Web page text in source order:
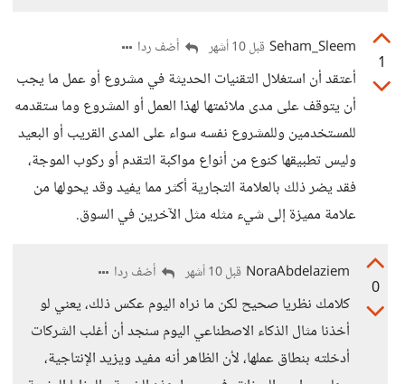
1
Seham_Sleem قبل 10 أشهر أضف ردا
أعتقد أن استغلال التقنيات الحديثة في مشروع أو عمل ما يجب
أن يتوقف على مدى ملائمتها لهذا العمل أو المشروع وما ستقدمه
للمستخدمين وللمشروع نفسه سواء على المدى القريب أو البعيد
وليس تطبيقها كنوع من أنواع مواكبة التقدم أو ركوب الموجة،
فقد يضر ذلك بالعلامة التجارية أكثر مما يفيد وقد يحولها من
علامة مميزة إلى شيء مثله مثل الآخرين في السوق.
0
NoraAbdelaziem قبل 10 أشهر أضف ردا
كلامك نظريا صحيح لكن ما نراه اليوم عكس ذلك، يعني لو
أخذنا مثال الذكاء الاصطناعي اليوم سنجد أن أغلب الشركات
أدخلته بنطاق عملها، لأن الظاهر أنه مفيد ويزيد الإنتاجية،